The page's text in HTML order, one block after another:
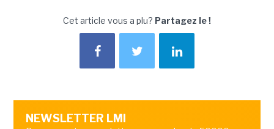
Cet article vous a plu? Partagez le !
NEWSLETTER LMI